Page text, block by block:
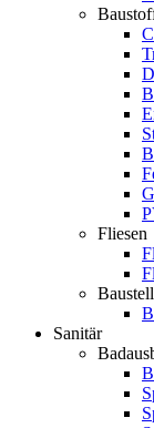
Fliesen
Sanitär